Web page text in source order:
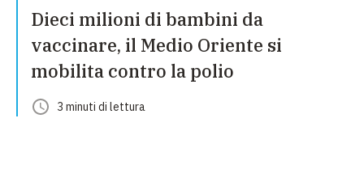
Dieci milioni di bambini da
vaccinare, il Medio Oriente si
mobilita contro la polio
3 minuti di lettura